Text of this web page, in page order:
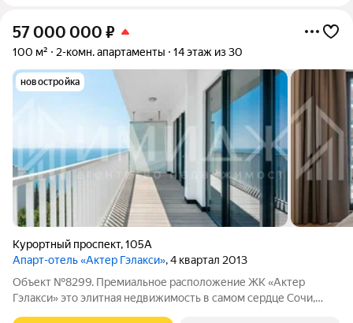
57 000 000 ₽
100 м² 2-комн. апартаменты 14 этаж из 30
новостройка
Курортный проспект,105А
Апарт-отель «Актер Гэлакси», 4 квартал 2013
Объект №8299. Премиальное расположение ЖК «Актер
Гэлакси» это элитная недвижимость в самом сердце Сочи,